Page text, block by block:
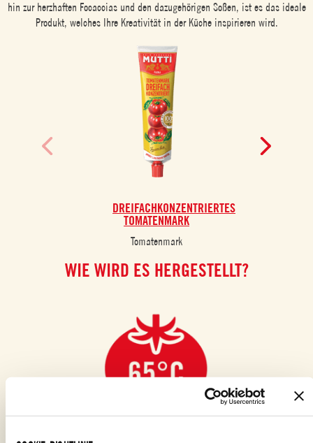
hin zur herzhaften Focaccias und den dazugehörigen Soßen, ist es das ideale
Produkt, welches Ihre Kreativität in der Küche inspirieren wird.
DREIFACHKONZENTRIERTES
TOMATENMARK
Tomatenmark
WIE WIRD ES HERGESTELLT?